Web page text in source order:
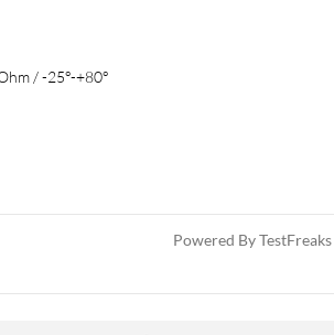
/ -25°-+80°
Powered By TestFreaks